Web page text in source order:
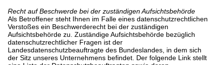
Recht auf Beschwerde bei der zuständigen Aufsichtsbehörde
Als Betroffener steht Ihnen im Falle eines datenschutzrechtlichen
Verstoßes ein Beschwerderecht bei der zuständigen
Aufsichtsbehörde zu. Zuständige Aufsichtsbehörde bezüglich
datenschutzrechtlicher Fragen ist der
Landesdatenschutzbeauftragte des Bundeslandes, in dem sich
der Sitz unseres Unternehmens befindet. Der folgende Link stellt